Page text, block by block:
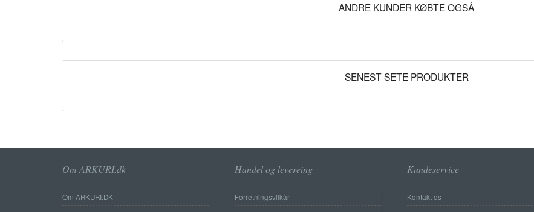
ANDRE KUNDER KØBTE OGSÅ
SENEST SETE PRODUKTER
Om ARKURI.dk
Om ARKURI.DK
Handel og levereing
Forretningsvilkår
Kundeservice
Kontakt os